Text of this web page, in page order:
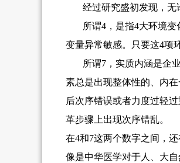
经过研究盛初发现，无
所谓4，是指4大环境
变量异常敏感。只要这4项
所谓7，实质内涵是企
素总是出现整体性的、内
后次序错误或者力度过轻
革步骤上出现次序错乱。
在4和7这两个数字之间，
像是中华医学对于人、大